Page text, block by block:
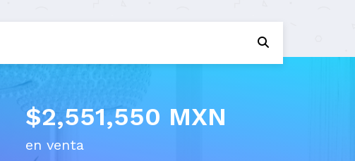
$2,551,550 MXN
en venta